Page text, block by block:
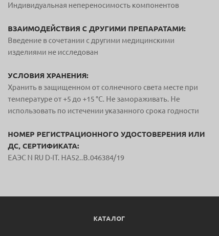
Индивидуальная непереносимость компонентов
ВЗАИМОДЕЙСТВИЯ С ДРУГИМИ ПРЕПАРАТАМИ:
Введение в сочетании с другими медицинскими
изделиями не исследован
УСЛОВИЯ ХРАНЕНИЯ:
Хранить в защищенном от солнечного света месте при
температуре от +5 до +15 °С. Не замораживать. Не
использовать по истечении указанного срока годности
НОМЕР РЕГИСТРАЦИОННОГО УДОСТОВЕРЕНИЯ ИЛИ
ДС, СЕРТИФИКАТА:
ЕAЭС N RU D-IT. HA52..B.046384/19
КАТАЛОГ